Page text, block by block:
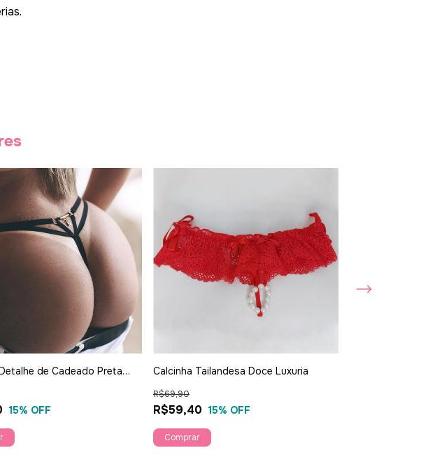
de Cadeado Preta
15% OFF
Calcinha Tailandesa Doce Luxuria
R$59,40
R$69,90
15% OFF
Comprar